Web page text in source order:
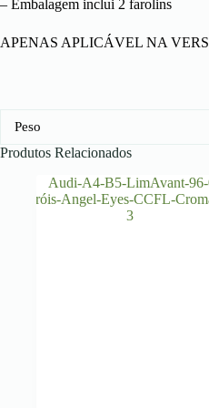
– Embalagem inclui 2 farolins
APENAS APLICÁVEL NA
Peso
Produtos Relacionados